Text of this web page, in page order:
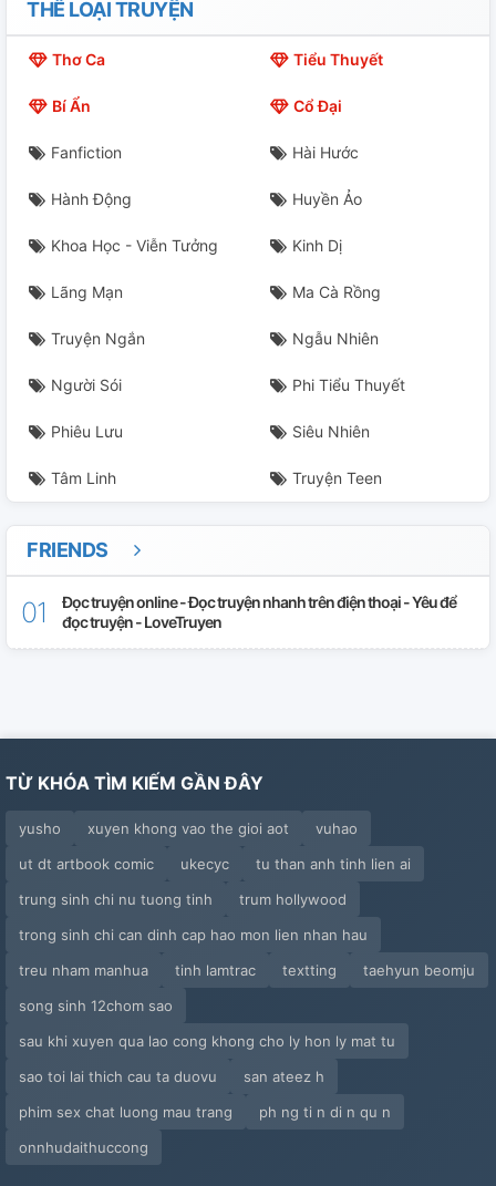
THỂ LOẠI TRUYỆN
Thơ Ca Tiểu Thuyết
Bí Ẩn Cổ Đại
Fanfiction Hài Hước
Hành Động Huyền Ảo
Khoa Học - Viễn Tưởng Kinh Dị
Lãng Mạn Ma Cà Rồng
Truyện Ngắn Ngẫu Nhiên
Người Sói Phi Tiểu Thuyết
Phiêu Lưu Siêu Nhiên
Tâm Linh Truyện Teen
FRIENDS
Đọc truyện online - Đọc truyện nhanh trên điện thoại - Yêu để
đọc truyện - LoveTruyen
TỪ KHÓA TÌM KIẾM GẦN ĐÂY
yusho xuyen khong vao the gioi aot
vuhao
ut dt artbook comic
ukecyc
tu than anh tinh lien ai
trung sinh chi nu tuong tinh
trum hollywood
trong sinh chi can dinh cap hao mon lien nhan hau
treu nham manhua
tinh lamtrac textting
taehyun beomju
song sinh 12chom sao
sau khi xuyen qua lao cong khong cho ly hon ly mat tu
sao toi lai thich cau ta duovu
san ateez h
phim sex chat luong mau trang
ph ng ti n di n qu n
onnhudaithuccong